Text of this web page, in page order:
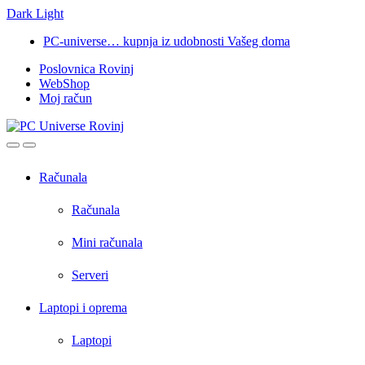
Dark Light
navigation
content
PC-universe… kupnja iz udobnosti Vašeg doma
Poslovnica Rovinj
WebShop
Moj račun
OpenClose
Računala
Računala
Mini računala
Serveri
Laptopi i oprema
Laptopi